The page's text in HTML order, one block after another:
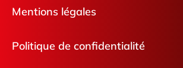
Mentions légales
Politique de confidentialité